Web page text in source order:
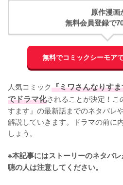
原作漫画
無料会員登録で
無料でコミックシーモア
人気コミック『ミワさんなりす
でドラマ化されることが決定！こ
すます』の最新話までのネタバレ
解説していきます。ドラマの前に
しょう。
※本記事にはストーリーのネタバ
聴の人は注意してください。